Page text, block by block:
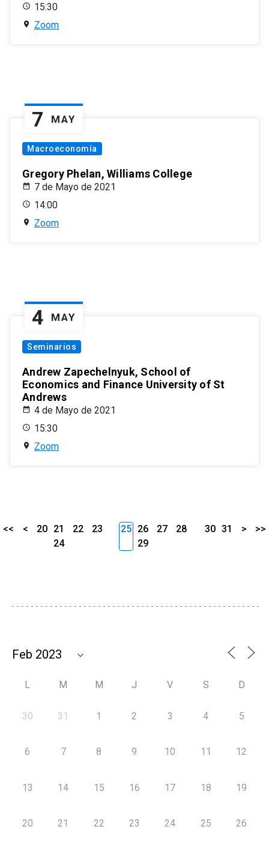
15:30
Zoom
7 MAY
Macroeconomía
Gregory Phelan, Williams College
7 de Mayo de 2021
14:00
Zoom
4 MAY
Seminarios
Andrew Zapechelnyuk, School of
Economics and Finance University of St
Andrews
4 de Mayo de 2021
15:30
Zoom
<< < 20 21 22
23
24
25 26 27
28
29
30 31 > >>
L M M J V S D
30 31 1 2 3 4 5
6 7 8 9 10 11 12
13 14 15 16 17 18 19
20 21 22 23 24 25 26